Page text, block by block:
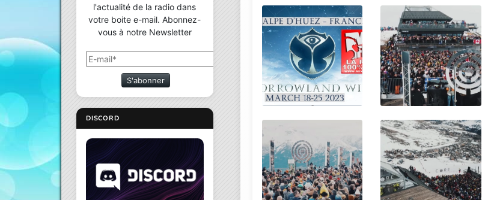
l'actualité de la radio dans
votre boite e-mail. Abonnez-
vous à notre Newsletter
S'abonner
DISCORD